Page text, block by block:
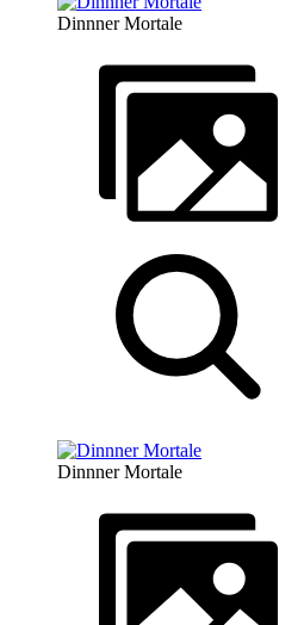
Dinnner Mortale
Dinnner Mortale